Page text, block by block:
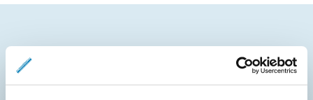
Energieausweis (Bedarfsausweis)